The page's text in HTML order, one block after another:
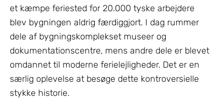
et kæmpe feriested for 20.000 tyske arbejdere
blev bygningen aldrig færdiggjort. I dag rummer
dele af bygningskomplekset museer og
dokumentationscentre, mens andre dele er blevet
omdannet til moderne ferielejligheder. Det er en
særlig oplevelse at besøge dette kontroversielle
stykke historie.